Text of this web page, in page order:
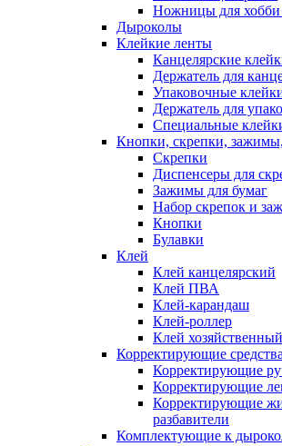
Ножницы для хобби
Дыроколы
Клейкие ленты
Канцелярские
Держатель для
Упаковочные
Держатель для
Специальные
Кнопки, скрепки,
Скрепки
Диспенсеры для
Зажимы для бумаг
Набор скрепок и
Кнопки
Булавки
Клей
Клей канцелярский
Клей ПВА
Клей-карандаш
Клей-роллер
Клей хозяйственный
Корректирующие средства
Корректирующие
Корректирующие
Корректирующие
разбавители
Комплектующие к